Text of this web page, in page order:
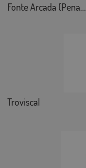
Fonte Arcada (Pena...
Troviscal